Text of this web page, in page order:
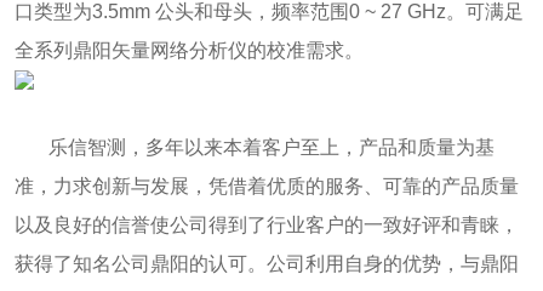
口类型为3.5mm 公头和母头，频率范围0 ~ 27 GHz。可满足
全系列鼎阳矢量网络分析仪的校准需求。
乐信智测，多年以来本着客户至上，产品和质量为基
准，力求创新与发展，凭借着优质的服务、可靠的产品质量
以及良好的信誉使公司得到了行业客户的一致好评和青睐，
获得了知名公司鼎阳的认可。公司利用自身的优势，与鼎阳